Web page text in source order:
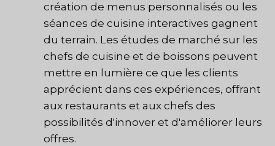
création de menus personnalisés ou les
séances de cuisine interactives gagnent
du terrain. Les études de marché sur les
chefs de cuisine et de boissons peuvent
mettre en lumière ce que les clients
apprécient dans ces expériences, offrant
aux restaurants et aux chefs des
possibilités d'innover et d'améliorer leurs
offres.